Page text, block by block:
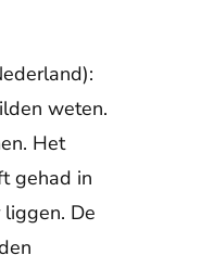
weten.
Het
gehad in
De